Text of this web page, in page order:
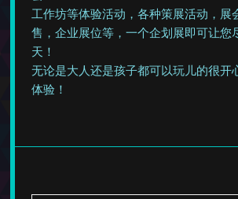
工作坊等体验活动，各种策展活动，展
售，企业展位等，一个企划展即可让您
天！
无论是大人还是孩子都可以玩儿的很开
体验！